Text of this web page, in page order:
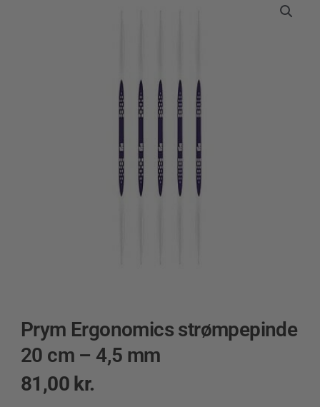
Prym Ergonomics strømpepinde
20 cm – 4,5 mm
81,00 kr.